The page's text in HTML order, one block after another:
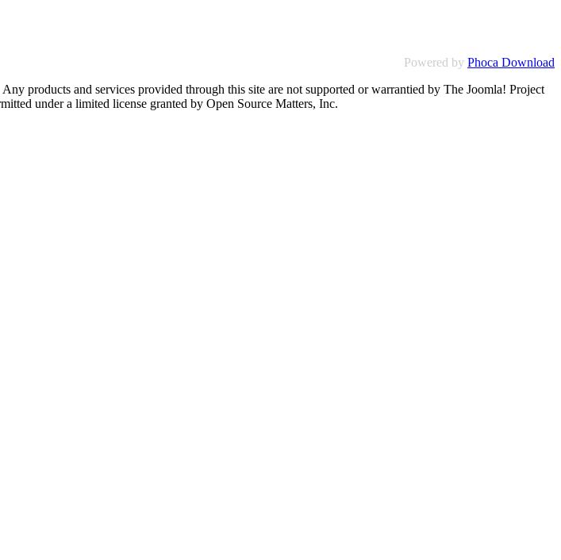
Powered by Phoca Download
products and services provided through this site are not supported or warrantied by The Joomla! Project
under a limited license granted by Open Source Matters, Inc.